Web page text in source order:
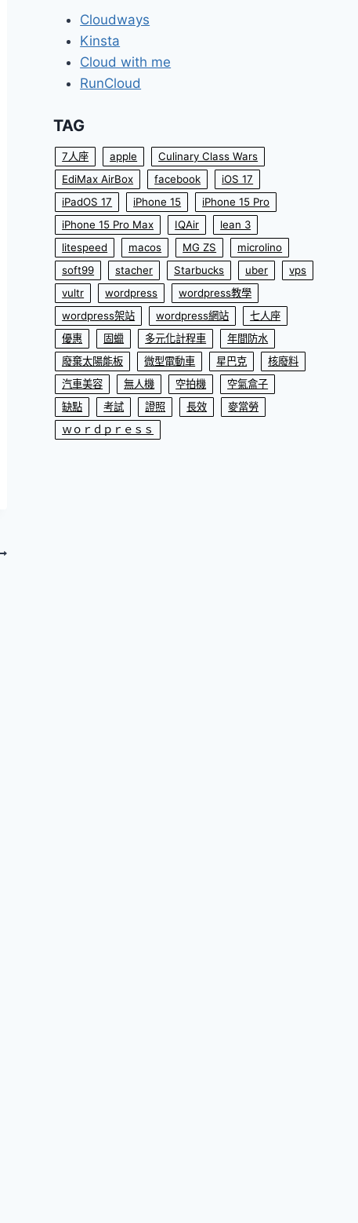
Cloudways
Kinsta
Cloud with me
RunCloud
TAG
7人座 apple
Culinary Class Wars
EdiMax AirBox
facebook
iOS 17
iPadOS 17
iPhone 15
iPhone 15 Pro
iPhone 15 Pro Max
IQAir
lean 3
litespeed
macos MG ZS
microlino
soft99
stacher Starbucks uber
vps
vultr
wordpress
wordpress教學
wordpress架站
wordpress網站
七人座
優惠
固蠟 多元化計程車
年間防水
廢棄太陽能板
微型電動車 星巴克
核廢料
汽車美容
無人機 空拍機
空氣盒子
缺點
考試 證照 長效
麥當勞
ｗｏｒｄｐｒｅｓｓ